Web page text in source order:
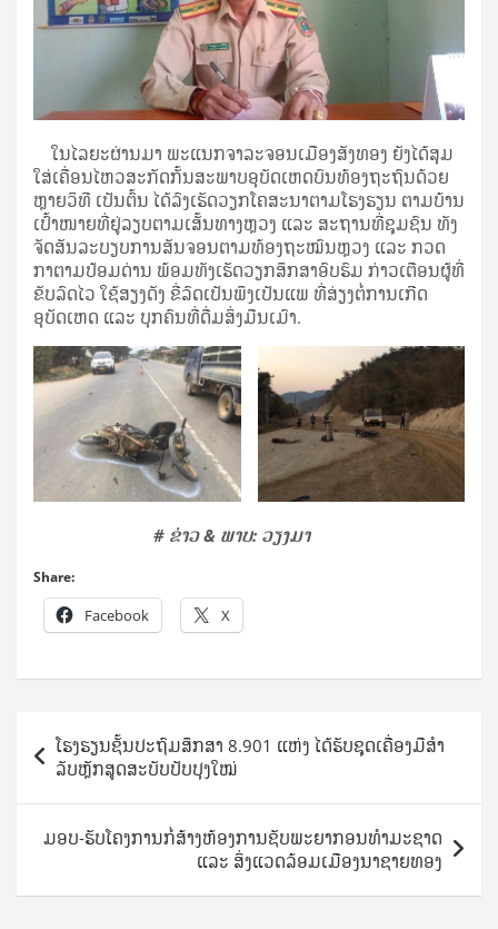
ໃນໄລຍະຜ່ານມາ ພະແນກຈາລະຈອນເມືອງສັງທອງ ຍັງໄດ້ສຸມ
ໃສ່ເຄື່ອນໄຫວສະກັດກັ້ນສະພາບອຸບັດເຫດບົນທ້ອງຖະຖົນດ້ວຍ
ຫຼາຍວິທີ ເປັນຕົ້ນ ໄດ້ລົງເຮັດວຽກໂຄສະນາຕາມໂຮງຮຽນ ຕາມບ້ານ
ເປົ້າໜາຍທີ່ຢູ່ລຽບຕາມເສັ້ນທາງຫຼວງ ແລະ ສະຖານທີ່ຊຸມຊົນ ທັງ
ຈັດສັນລະບຽບການສັນຈອນຕາມທ້ອງຖະໝົນຫຼວງ ແລະ ກວດ
ກາຕາມປ້ອມດ່ານ ພ້ອມທັງເຮັດວຽກສຶກສາອົບຮົມ ກ່າວເຕືອນຜູ້ທີ່
ຂັບລົດໄວ ໃຊ້ສຽງດັງ ຂີ່ລົດເປັນພຶງເປັນແພ ທີ່ສ່ຽງຕໍ່ການເກີດ
ອຸບັດເຫດ ແລະ ບຸກຄົນທີ່ດື່ມສິ່ງມືນເມົາ.
# ຂ່າວ & ພາບ: ວຽງມາ
Share:
Facebook X
Post
navigation
ໂຮງຮຽນຊັ້ນປະຖົມສຶກສາ 8.901 ແຫ່ງ ໄດ້ຮັບຊຸດເຄື່ອງມືສໍາ
ລັບຫຼັກສູດສະບັບປັບປຸງໃໝ່
ມອບ-ຮັບໂຄງການກໍ່ສ້າງຫ້ອງການຊັບພະຍາກອນທຳມະຊາດ
ແລະ ສິ່ງແວດລ້ອມເມືອງນາຊາຍທອງ